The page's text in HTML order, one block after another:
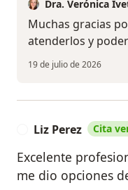
Dra. Verónica
Muchas gracias
atenderlos y
19 de julio de 2026
Liz Perez Cita
Excelente
me dio opciones